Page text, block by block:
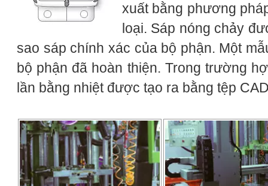
xuất bằng phương
loại. Sáp nóng chảy
sao sáp chính xác của bộ phận. Một
bộ phận đã hoàn thiện. Trong trường
lần bằng nhiệt được tạo ra bằng tệp